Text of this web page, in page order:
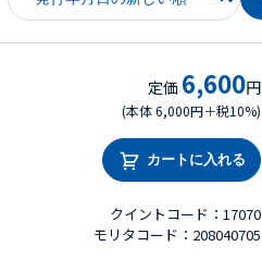
定価 6,600円
(本体 6,000円＋税10%)
カートに入れる
クイントコード：17070
モリタコード：208040705